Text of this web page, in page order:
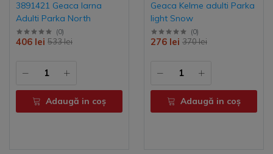
3891421 Geaca Iarna
Adulti Parka North
(0)
533 lei
406 lei
Adaugă in coş
Geaca Kelme adulti Parka
light Snow
(0)
370 lei
276 lei
Adaugă in coş